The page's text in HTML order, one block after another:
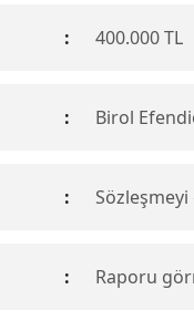
: 400.000 TL
: Birol
:
: Raporu